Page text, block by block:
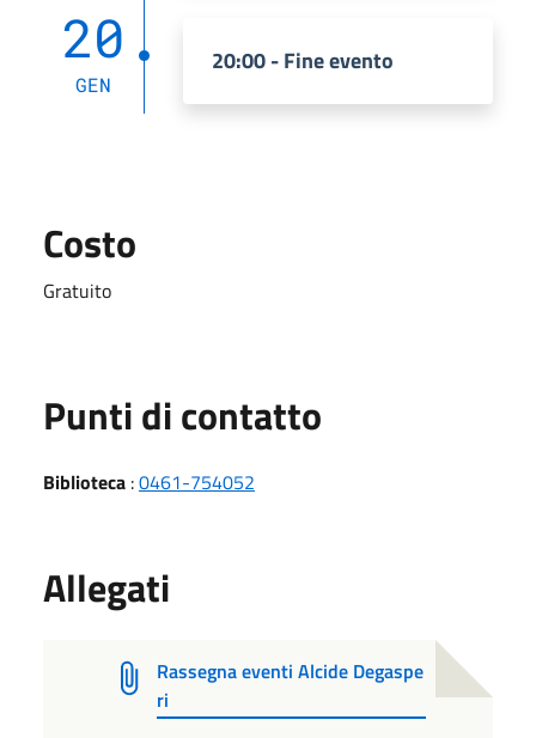
20
GEN
20:00 - Fine evento
Costo
Gratuito
Punti di contatto
Biblioteca :0461-754052
Allegati
Rassegna eventi Alcide Degaspe
ri